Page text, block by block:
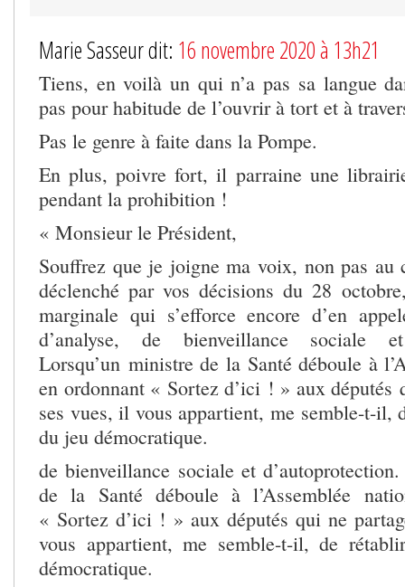
Marie Sasseur dit: 16 novembre 2020 à 13h21
Tiens, en voilà un qui n’a pas sa langue
pas pour habitude de l’ouvrir à tort et à
Pas le genre à faite dans la Pompe.
En plus, poivre fort, il parraine une
pendant la prohibition !
« Monsieur le Président,
Souffrez que je joigne ma voix, non pas au
déclenché par vos décisions du 28
marginale qui s’efforce encore d’en
d’analyse, de bienveillance sociale et
Lorsqu’un ministre de la Santé déboule à
en ordonnant « Sortez d’ici ! » aux députés
ses vues, il vous appartient, me semble-t-il,
du jeu démocratique.
de bienveillance sociale et
de la Santé déboule à l’Assemblée
« Sortez d’ici ! » aux députés qui ne
vous appartient, me semble-t-il, de
démocratique.